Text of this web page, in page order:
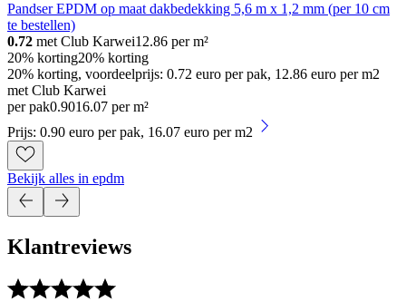
Pandser EPDM op maat dakbedekking 5,6 m x 1,2 mm (per 10 cm
te bestellen)
0.72 met Club Karwei12.86 per m²
20% korting20% korting
20% korting, voordeelprijs: 0.72 euro per pak, 12.86 euro per m2
met Club Karwei
per pak0.9016.07 per m²
Prijs: 0.90 euro per pak, 16.07 euro per m2
Bekijk alles in epdm
Klantreviews